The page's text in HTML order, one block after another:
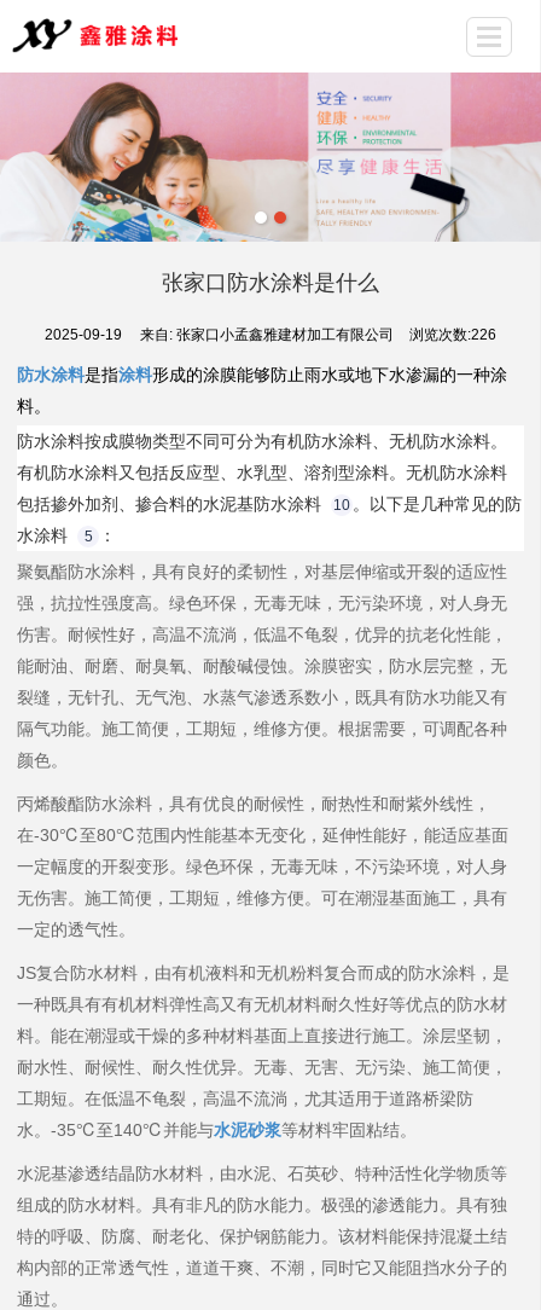
张家口防水涂料是什么
2025-09-19 来自:张家口小孟鑫雅建材加工有限公司 浏览次数:226
防水涂料是指涂料形成的涂膜能够防止雨水或地下水渗漏的一种涂
料。
防水涂料按成膜物类型不同可分为有机防水涂料、无机防水涂料。
有机防水涂料又包括反应型、水乳型、溶剂型涂料。无机防水涂料
包括掺外加剂、掺合料的水泥基防水涂料
10 。以下是几种常见的防
水涂料
5
：
聚氨酯防水涂料，具有良好的柔韧性，对基层伸缩或开裂的适应性
强，抗拉性强度高。绿色环保，无毒无味，无污染环境，对人身无
伤害。耐候性好，高温不流淌，低温不龟裂，优异的抗老化性能，
能耐油、耐磨、耐臭氧、耐酸碱侵蚀。涂膜密实，防水层完整，无
裂缝，无针孔、无气泡、水蒸气渗透系数小，既具有防水功能又有
隔气功能。施工简便，工期短，维修方便。根据需要，可调配各种
颜色。
丙烯酸酯防水涂料，具有优良的耐候性，耐热性和耐紫外线性，
在-30℃至80℃范围内性能基本无变化，延伸性能好，能适应基面
一定幅度的开裂变形。绿色环保，无毒无味，不污染环境，对人身
无伤害。施工简便，工期短，维修方便。可在潮湿基面施工，具有
一定的透气性。
JS复合防水材料，由有机液料和无机粉料复合而成的防水涂料，是
一种既具有有机材料弹性高又有无机材料耐久性好等优点的防水材
料。能在潮湿或干燥的多种材料基面上直接进行施工。涂层坚韧，
耐水性、耐候性、耐久性优异。无毒、无害、无污染、施工简便，
工期短。在低温不龟裂，高温不流淌，尤其适用于道路桥梁防
水。-35℃至140℃并能与水泥砂浆等材料牢固粘结。
水泥基渗透结晶防水材料，由水泥、石英砂、特种活性化学物质等
组成的防水材料。具有非凡的防水能力。极强的渗透能力。具有独
特的呼吸、防腐、耐老化、保护钢筋能力。该材料能保持混凝土结
构内部的正常透气性，道道干爽、不潮，同时它又能阻挡水分子的
通过。